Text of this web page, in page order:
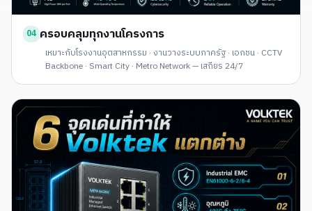
04 ครอบคลุมทุกงานโครงการ
เหมาะกับโรงงานอุตสาหกรรม · งานวางระบบภาครัฐ · เอกชน · CCTV
Backbone · Smart City · Metro Network — เสถียร 24/7